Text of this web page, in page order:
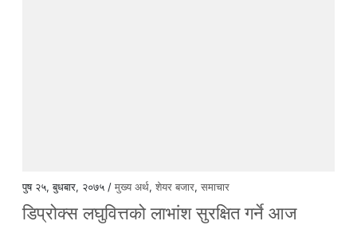
पुष २५, बुधबार, २०७५ /मुख्य अर्थ,शेयर बजार,समाचार
डिप्रोक्स लघुवित्तको लाभांश सुरक्षित गर्ने आज